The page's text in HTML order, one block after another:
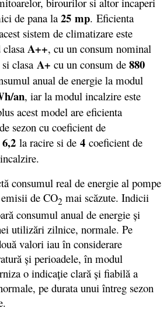
de pana la 25 mp. Eficienta
sistem de climatizare este
A++, cu un consum nominal
clasa A+ cu un consum de 880
anual de energie la modul
an, iar la modul incalzire este
acest model are eficienta
sezon cu coeficient de
la racire si de 4 coeficient de
consumul real de energie al pompe
de CO2 mai scăzute. Indicii
consumul anual de energie şi
utilizări zilnice, normale. Pe
valori iau în considerare
şi perioadele, în modul
o indicaţie clară şi fiabilă a
pe durata unui întreg sezon